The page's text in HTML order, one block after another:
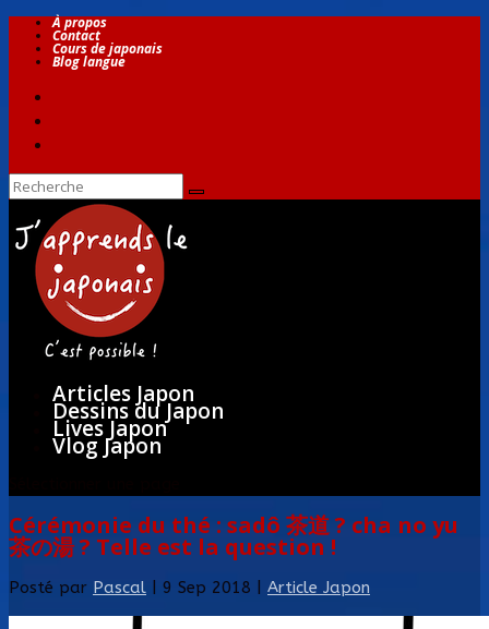
À propos
Contact
Cours de japonais
Blog langue
Articles Japon
Dessins du Japon
Lives Japon
Vlog Japon
Cérémonie du thé : sadô 茶道 ? cha no yu
茶の湯 ? Telle est la question !
Posté par Pascal 9 Sep 2018 Article Japon